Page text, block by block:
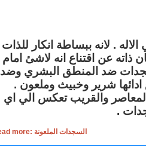
. لانه ببساطة انكار للذات
ذاته عن اقتناع انه لاشئ امام
ضد المنطق البشري وضد
ادائها شرير وخبيث وملعون .
المعاصر والقريب تعكس الي اي
.
Read more: السجدات الملعونة